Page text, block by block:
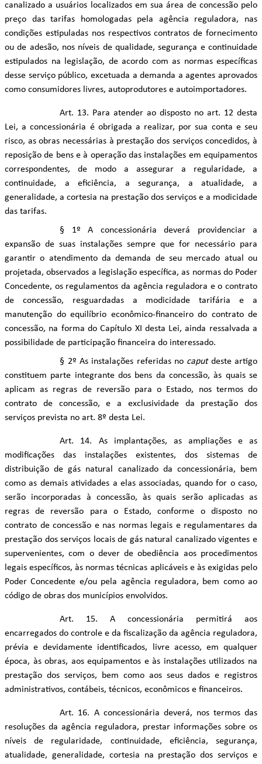
canalizado a usuários localizados em sua área de concessão pelo
preço das tarifas homologadas pela agência reguladora, nas
condições estipuladas nos respectivos contratos de fornecimento
ou de adesão, nos níveis de qualidade, segurança e continuidade
estipulados na legislação, de acordo com as normas específicas
desse serviço público, excetuada a demanda a agentes aprovados
como consumidores livres, autoprodutores e autoimportadores.
Art. 13. Para atender ao disposto no art. 12 desta
Lei, a concessionária é obrigada a realizar, por sua conta e seu
risco, as obras necessárias à prestação dos serviços concedidos, à
reposição de bens e à operação das instalações em equipamentos
correspondentes, de modo a assegurar a regularidade, a
continuidade, a eficiência, a segurança, a atualidade, a
generalidade, a cortesia na prestação dos serviços e a modicidade
das tarifas.
§ 1º A concessionária deverá providenciar a
expansão de suas instalações sempre que for necessário para
garantir o atendimento da demanda de seu mercado atual ou
projetada, observados a legislação específica, as normas do Poder
Concedente, os regulamentos da agência reguladora e o contrato
de concessão, resguardadas a modicidade tarifária e a
manutenção do equilíbrio econômico-financeiro do contrato de
concessão, na forma do Capítulo XI desta Lei, ainda ressalvada a
possibilidade de participação financeira do interessado.
§ 2º As instalações referidas no caputdeste artigo
constituem parte integrante dos bens da concessão, às quais se
aplicam as regras de reversão para o Estado, nos termos do
contrato de concessão, e a exclusividade da prestação dos
serviços prevista no art. 8º desta Lei.
Art. 14. As implantações, as ampliações e as
modificações das instalações existentes, dos sistemas de
distribuição de gás natural canalizado da concessionária, bem
como as demais atividades a elas associadas, quando for o caso,
serão incorporadas à concessão, às quais serão aplicadas as
regras de reversão para o Estado, conforme o disposto no
contrato de concessão e nas normas legais e regulamentares da
prestação dos serviços locais de gás natural canalizado vigentes e
supervenientes, com o dever de obediência aos procedimentos
legais específicos, às normas técnicas aplicáveis e às exigidas pelo
Poder Concedente e/ou pela agência reguladora, bem como ao
código de obras dos municípios envolvidos.
Art. 15. A concessionária permitirá aos
encarregados do controle e da fiscalização da agência reguladora,
prévia e devidamente identificados, livre acesso, em qualquer
época, às obras, aos equipamentos e às instalações utilizados na
prestação dos serviços, bem como aos seus dados e registros
administrativos, contábeis, técnicos, econômicos e financeiros.
Art. 16. A concessionária deverá, nos termos das
resoluções da agência reguladora, prestar informações sobre os
níveis de regularidade, continuidade, eficiência, segurança,
atualidade, generalidade, cortesia na prestação dos serviços e